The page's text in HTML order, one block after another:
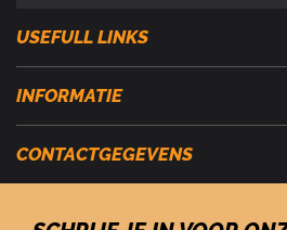
USEFULL LINKS
INFORMATIE
CONTACTGEGEVENS